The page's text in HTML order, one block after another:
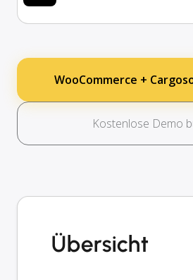
WooCommerce +
Kostenlose Demo
Übersicht